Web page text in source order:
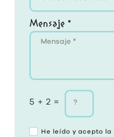
Mensaje *
5 + 2 =
He leído y acepto la